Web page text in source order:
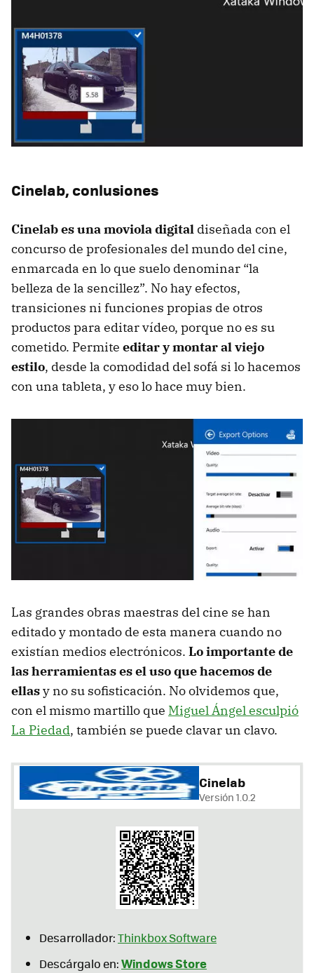
Cinelab, conlusiones
Cinelab es una moviola digital diseñada con el
concurso de profesionales del mundo del cine,
enmarcada en lo que suelo denominar “la
belleza de la sencillez”. No hay efectos,
transiciones ni funciones propias de otros
productos para editar vídeo, porque no es su
cometido. Permite editar y montar al viejo
estilo, desde la comodidad del sofá si lo hacemos
con una tableta, y eso lo hace muy bien.
Las grandes obras maestras del cine se han
editado y montado de esta manera cuando no
existían medios electrónicos. Lo importante de
las herramientas es el uso que hacemos de
ellasy no su sofisticación. No olvidemos que,
con el mismo martillo que Miguel Ángel esculpió
La Piedad, también se puede clavar un clavo.
Cinelab
Versión 1.0.2
Desarrollador:Thinkbox Software
Descárgalo en:Windows Store